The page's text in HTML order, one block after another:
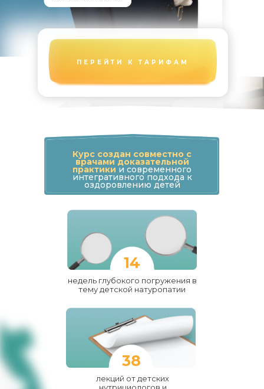
ПЕРЕЙТИ К ТАРИФАМ
14
38
недель глубокого погружения в
тему детской натуропатии
лекций от детских
Курс создан совместно с
врачами доказательной
практикии современного
интегративного подхода к
оздоровлению детей